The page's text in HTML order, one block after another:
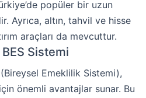
popüler bir uzun
Ayrıca, altın, tahvil ve hisse
araçları da mevcuttur.
Sistemi
Emeklilik Sistemi),
önemli avantajlar sunar. Bu